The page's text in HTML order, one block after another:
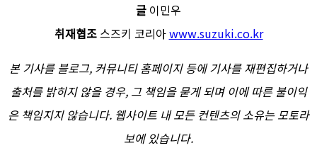
글 이민우
취재협조스즈키 코리아www.suzuki.co.kr
본 기사를 블로그, 커뮤니티 홈페이지 등에 기사를 재편집하거나
출처를 밝히지 않을 경우, 그 책임을 묻게 되며 이에 따른 불이익
은 책임지지 않습니다. 웹사이트 내 모든 컨텐츠의 소유는 모토라
보에 있습니다.